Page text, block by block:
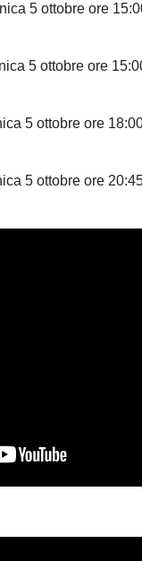
ottobre ore 15:00
5 ottobre ore
ottobre ore 18:00
ottobre ore 20:45